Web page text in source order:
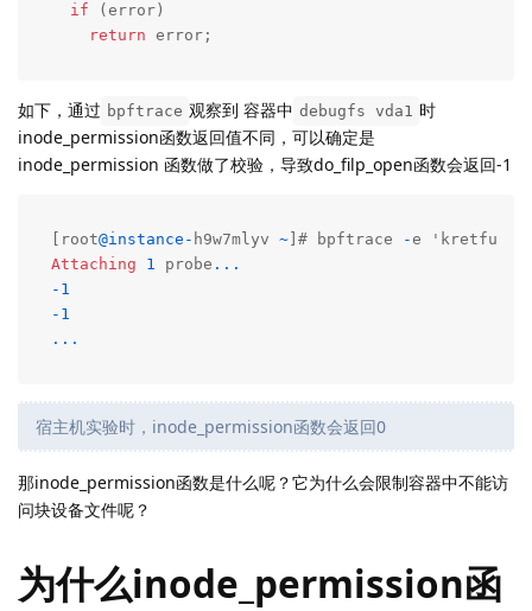
if (error)
return error;
如下，通过 bpftrace 观察到 容器中 debugfs vda1 时
inode_permission函数返回值不同，可以确定是
inode_permission 函数做了校验，导致do_filp_open函数会返回-1
[root@instance - h9w7mlyv ~]# bpftrace -e
Attaching
1 probe ...
- 1
- 1
...
宿主机实验时，inode_permission函数会返回0
那inode_permission函数是什么呢？它为什么会限制容器中不能访
问块设备文件呢？
为什么inode_permission函